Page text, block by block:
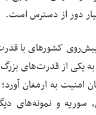
دور از دسترس است.
کشورهای با
یکی از قدرت‌های بزرگ
امنیت به ارمغان
سوریه و نمونه‌های